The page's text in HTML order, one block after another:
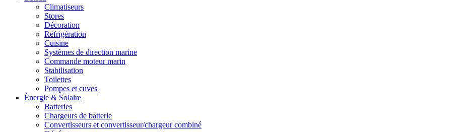
Climatiseurs
Stores
Décoration
Réfrigération
Cuisine
Systèmes de direction marine
Commande moteur marin
Stabilisation
Toilettes
Pompes et cuves
Énergie & Solaire
Batteries
Chargeurs de batterie
Convertisseurs et convertisseur/chargeur combiné